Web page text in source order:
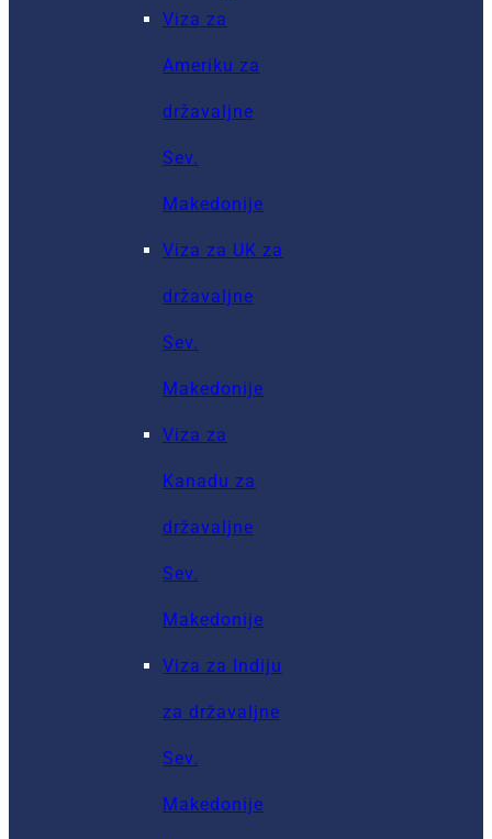
Viza za
Ameriku za
državaljne
Sev.
Makedonije
Viza za UK za
državaljne
Sev.
Makedonije
Viza za
Kanadu za
državaljne
Sev.
Makedonije
Viza za Indiju
za državaljne
Sev.
Makedonije